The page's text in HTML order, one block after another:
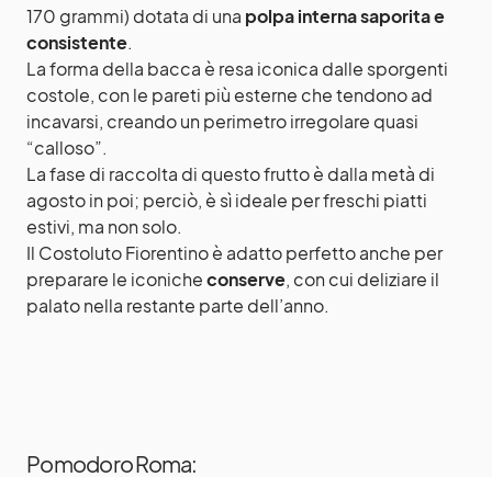
170 grammi) dotata di una polpa interna saporita e
consistente.
La forma della bacca è resa iconica dalle sporgenti
costole, con le pareti più esterne che tendono ad
incavarsi, creando un perimetro irregolare quasi
“calloso”.
La fase di raccolta di questo frutto è dalla metà di
agosto in poi; perciò, è sì ideale per freschi piatti
estivi, ma non solo.
Il Costoluto Fiorentino è adatto perfetto anche per
preparare le iconicheconserve, con cui deliziare il
palato nella restante parte dell’anno.
Pomodoro Roma: